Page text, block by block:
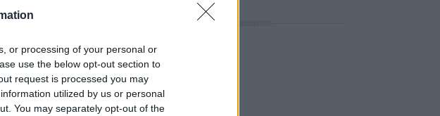
or processing of your personal or
use the below opt-out section to
request is processed you may
utilized by us or personal
You may separately opt-out of the